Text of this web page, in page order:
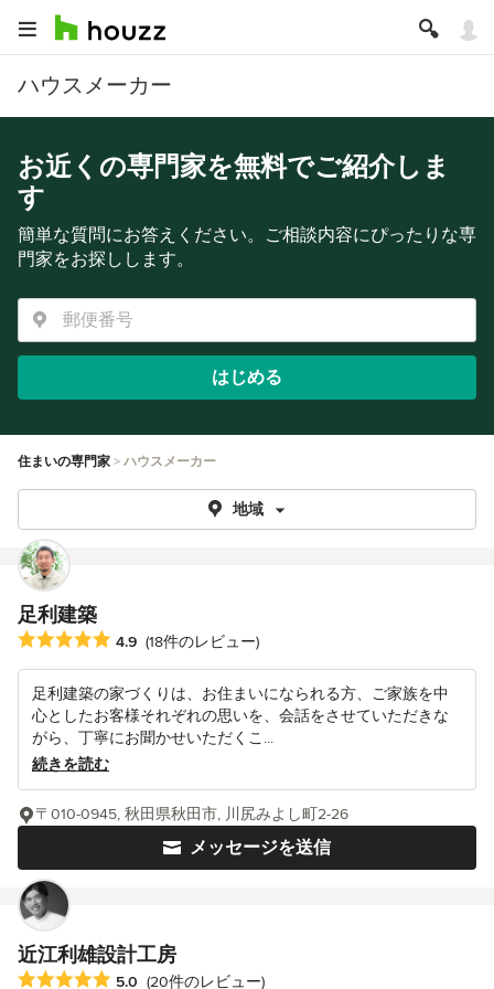
ハウスメーカー
お近くの専門家を無料でご紹介しま
す
簡単な質問にお答えください。ご相談内容にぴったりな専
門家をお探しします。
はじめる
住まいの専門家 ハウスメーカー
地域
足利建築
平均評価：5つ星中 星4.9
4.9 (18件のレビュー)
足利建築の家づくりは、お住まいになられる方、ご家族を中
心としたお客様それぞれの思いを、会話をさせていただきな
がら、丁寧にお聞かせいただくこ...
続きを読む
メッセージを送信
〒010-0945, 秋田県秋田市, 川尻みよし町2-26
近江利雄設計工房
平均評価：5つ星中 星5
5.0 (20件のレビュー)